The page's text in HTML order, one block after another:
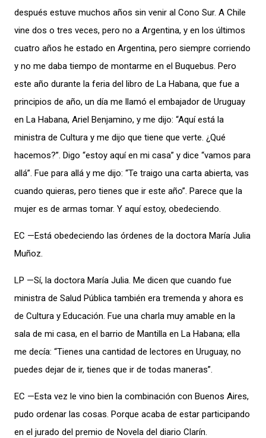
después estuve muchos años sin venir al Cono Sur. A Chile
vine dos o tres veces, pero no a Argentina, y en los últimos
cuatro años he estado en Argentina, pero siempre corriendo
y no me daba tiempo de montarme en el Buquebus. Pero
este año durante la feria del libro de La Habana, que fue a
principios de año, un día me llamó el embajador de Uruguay
en La Habana, Ariel Benjamino, y me dijo: “Aquí está la
ministra de Cultura y me dijo que tiene que verte. ¿Qué
hacemos?”. Digo “estoy aquí en mi casa” y dice “vamos para
allá”. Fue para allá y me dijo: “Te traigo una carta abierta, vas
cuando quieras, pero tienes que ir este año”. Parece que la
mujer es de armas tomar. Y aquí estoy, obedeciendo.
EC —Está obedeciendo las órdenes de la doctora María Julia
Muñoz.
LP —Sí, la doctora María Julia. Me dicen que cuando fue
ministra de Salud Pública también era tremenda y ahora es
de Cultura y Educación. Fue una charla muy amable en la
sala de mi casa, en el barrio de Mantilla en La Habana; ella
me decía: “Tienes una cantidad de lectores en Uruguay, no
puedes dejar de ir, tienes que ir de todas maneras”.
EC —Esta vez le vino bien la combinación con Buenos Aires,
pudo ordenar las cosas. Porque acaba de estar participando
en el jurado del premio de Novela del diario Clarín.